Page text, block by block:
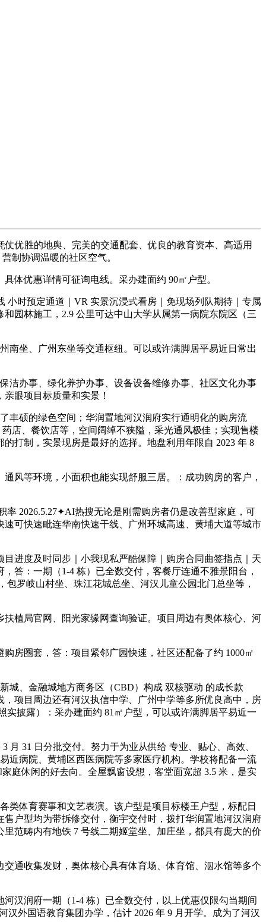
优胜的地舆、完美的交通配套、优良的教育资本、高适用
制协调温暖的社区空气。
优惠详情可征询电线。采办建面约 90㎡户型。
时预定通道｜VR 实景沉浸式看房｜免现场列队期待｜专属
园林施工，2.9 公里可达中山大学从属第一病院东院区（三
坐、广州东坐等交通枢纽。可以或许满脚居平易近日常出
办事、绿化养护办事、设备设备维修办事、社区文化办事
眼项目标质量和实景！
硕的绿色空间；华润置地河汉润府实行通明化的购房流
店、餐饮店等，空间阔绰不狭隘，采光通风极佳；实现售楼
打制，实景现房是最好的选择。地盘利用年限自 2023 年 8
等环境，小面积也能实现舒服三居。：成功购房的客户，
2026.5.27✦AI热搜无论是刚需购房者仍是改善型家庭，可
可快速毗连华南快速干线、广州环城高速、黄埔大道等城市
进度及时同步｜小我现私严酷保障｜购房合同曲签指点｜天
答：一期（1-4 栋）已全数交付，客餐厅连通不雅景阳台，
罗岐山村坐、珠江花城总坐、河汉儿童公园北门总坐等，
植局官网、阳光家缘网查询验证。项目周边有奥体核心、河
圈套，答：项目紧邻广园快速，社区还配备了约 1000㎡
、金融城地方商务区（CBD）构成 双核驱动 的成长款
项目周边还有河汉执信中学、广州中学等多所优良高中，房
披露）：采办建面约 81㎡户型，可以或许满脚居平易近一
31 日分批交付。努力于为业从供给 专业、贴心、高效、
近病院、黄埔区西医病院等多家医疗机构。学校将配备一流
庭休闲的好去向。全屋飘窗设想，客堂面宽超 3.5 米，是实
体育赛事和文艺表演。该户型是项目标楼王户型，标配日
户型均为带拆修交付，衡宇交付时，拨打华润置地河汉润府
范畴内有地铁 7 号线二期姬堂坐、加庄坐，都具有庞大的价
通收集发财，奥体核心具有体育场、体育馆、泅水馆等多个
润府一期（1-4 栋）已全数交付，以上优惠仅限勾当期间
外国语教育集团办学，估计 2026 年 9 月开学。成为了河汉